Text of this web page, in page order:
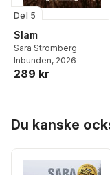
Del 5
Slam
Sara Strömberg
Inbunden, 2026
289 kr
Du kanske